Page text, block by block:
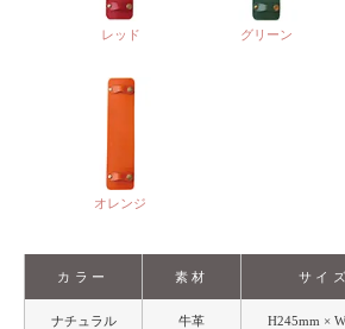
レッド グリーン
オレンジ
カラー 素材 サイズ
ナチュラル 牛革 H245mm ×